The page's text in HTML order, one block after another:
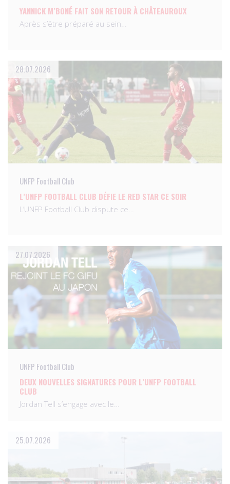
YANNICK M’BONÉ FAIT SON RETOUR À CHÂTEAUROUX
Après s’être préparé au sein…
28.07.2026
UNFP Football Club
L’UNFP FOOTBALL CLUB DÉFIE LE RED STAR CE SOIR
L’UNFP Football Club dispute ce…
27.07.2026
UNFP Football Club
DEUX NOUVELLES SIGNATURES POUR L’UNFP FOOTBALL
CLUB
Jordan Tell s’engage avec le…
25.07.2026